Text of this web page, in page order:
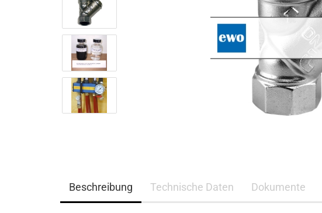
Beschreibung Technische Daten Dokumente